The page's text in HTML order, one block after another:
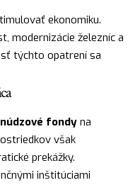
ekonomiku.
modernizácie železníc a
týchto opatrení sa
núdzové fondy na
však
prekážky.
inštitúciami